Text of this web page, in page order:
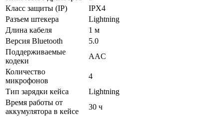
Класс защиты (IP)
IPX4
Разъем штекера
Lightning
Длина кабеля
1 м
Версия Bluetooth
5.0
Поддерживаемые
кодеки
AAC
Количество
микрофонов
4
Тип зарядки кейса
Lightning
Время работы от
аккумулятора в кейсе
30 ч